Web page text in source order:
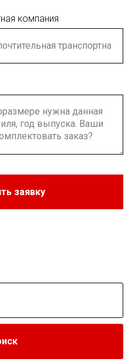
компания
заявку